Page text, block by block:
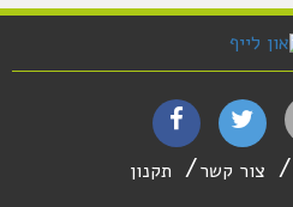
צור קשר תקנון